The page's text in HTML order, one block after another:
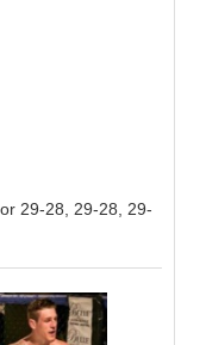
29-28, 29-28, 29-